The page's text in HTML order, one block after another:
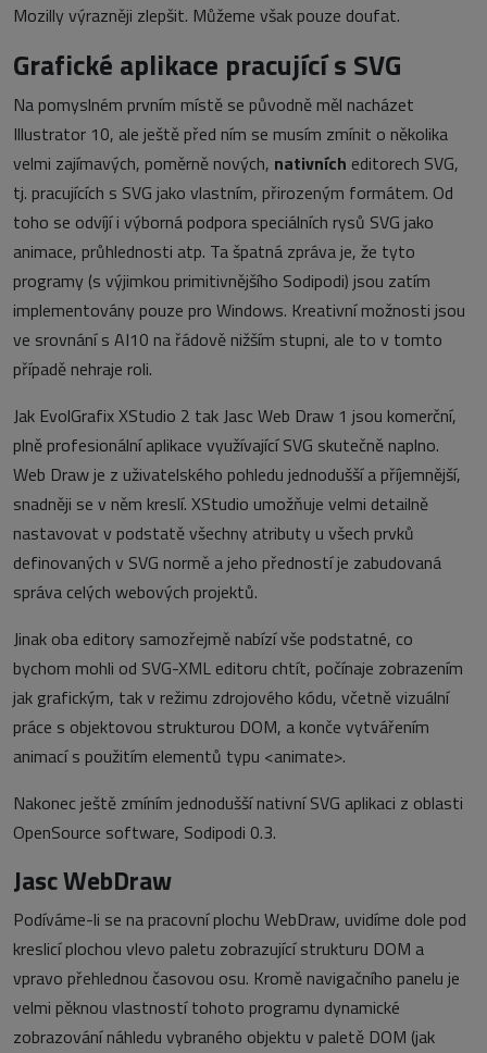
Mozilly výrazněji zlepšit. Můžeme však pouze doufat.
Grafické aplikace pracující s SVG
Na pomyslném prvním místě se původně měl nacházet
Illustrator 10, ale ještě před ním se musím zmínit o několika
velmi zajímavých, poměrně nových, nativních editorech SVG,
tj. pracujících s SVG jako vlastním, přirozeným formátem. Od
toho se odvíjí i výborná podpora speciálních rysů SVG jako
animace, průhlednosti atp. Ta špatná zpráva je, že tyto
programy (s výjimkou primitivnějšího Sodipodi) jsou zatím
implementovány pouze pro Windows. Kreativní možnosti jsou
ve srovnání s AI10 na řádově nižším stupni, ale to v tomto
případě nehraje roli.
Jak EvolGrafix XStudio 2 tak Jasc Web Draw 1 jsou komerční,
plně profesionální aplikace využívající SVG skutečně naplno.
Web Draw je z uživatelského pohledu jednodušší a příjemnější,
snadněji se v něm kreslí. XStudio umožňuje velmi detailně
nastavovat v podstatě všechny atributy u všech prvků
definovaných v SVG normě a jeho předností je zabudovaná
správa celých webových projektů.
Jinak oba editory samozřejmě nabízí vše podstatné, co
bychom mohli od SVG-XML editoru chtít, počínaje zobrazením
jak grafickým, tak v režimu zdrojového kódu, včetně vizuální
práce s objektovou strukturou DOM, a konče vytvářením
animací s použitím elementů typu <animate>.
Nakonec ještě zmíním jednodušší nativní SVG aplikaci z oblasti
OpenSource software, Sodipodi 0.3.
Jasc WebDraw
Podíváme-li se na pracovní plochu WebDraw, uvidíme dole pod
kreslicí plochou vlevo paletu zobrazující strukturu DOM a
vpravo přehlednou časovou osu. Kromě navigačního panelu je
velmi pěknou vlastností tohoto programu dynamické
zobrazování náhledu vybraného objektu v paletě DOM (jak